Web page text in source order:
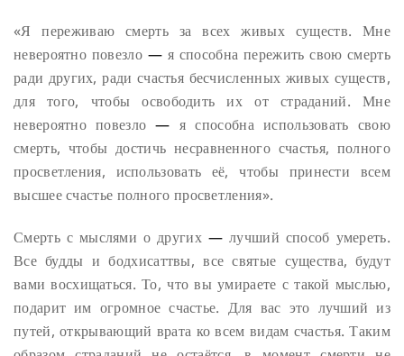
«Я переживаю смерть за всех живых существ. Мне
невероятно повезло —я способна пережить свою смерть
ради других, ради счастья бесчисленных живых существ,
для того, чтобы освободить их от страданий. Мне
невероятно повезло— я способна использовать свою
смерть, чтобы достичь несравненного счастья, полного
просветления, использовать её, чтобы принести всем
высшее счастье полного просветления».
Смерть с мыслями о других — лучший способ умереть.
Все будды и бодхисаттвы, все святые существа, будут
вами восхищаться. То, что вы умираете с такой мыслью,
подарит им огромное счастье. Для вас это лучший из
путей, открывающий врата ко всем видам счастья. Таким